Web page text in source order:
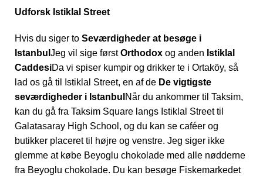
Udforsk Istiklal Street
Hvis du siger to Seværdigheder at besøge i
Istanbul Jeg vil sige førstOrthodox og anden Istiklal
CaddesiDa vi spiser kumpir og drikker te i Ortaköy, så
lad os gå til Istiklal Street, en af de De vigtigste
seværdigheder i Istanbul Når du ankommer til Taksim,
kan du gå fra Taksim Square langs Istiklal Street til
Galatasaray High School, og du kan se caféer og
butikker placeret til højre og venstre. Jeg siger ikke
glemme at købe Beyoglu chokolade med alle nødderne
fra Beyoglu chokolade. Du kan besøge Fiskemarkedet